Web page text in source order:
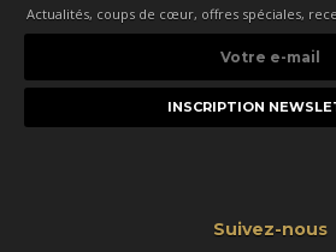
Actualités, coups de cœur, offres spéciales,
e-
Suivez-nous